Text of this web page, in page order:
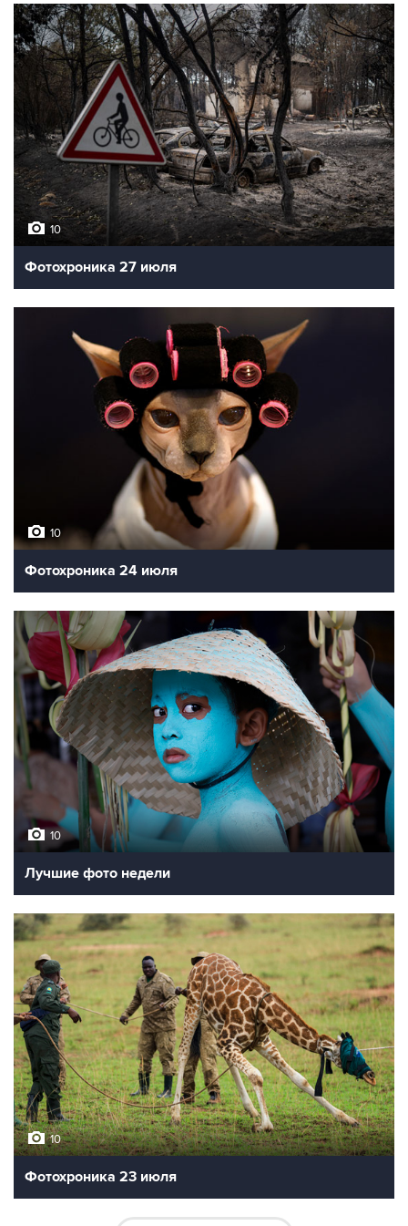
10
Фотохроника 27 июля
10
Фотохроника 24 июля
10
Лучшие фото недели
10
Фотохроника 23 июля